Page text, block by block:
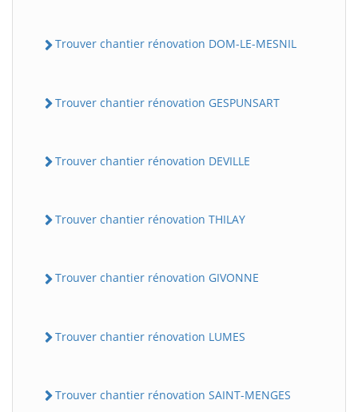
Trouver chantier rénovation DOM-LE-MESNIL
Trouver chantier rénovation GESPUNSART
Trouver chantier rénovation DEVILLE
Trouver chantier rénovation THILAY
Trouver chantier rénovation GIVONNE
Trouver chantier rénovation LUMES
Trouver chantier rénovation SAINT-MENGES